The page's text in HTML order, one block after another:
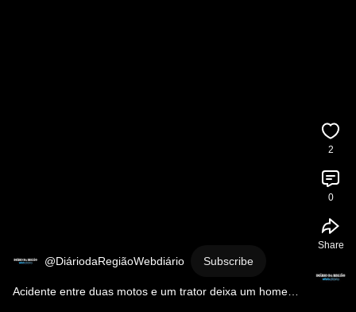
@DiáriodaRegiãoWebdiário Subscribe
Acidente entre duas motos e um trator deixa um homem
2
0
Share